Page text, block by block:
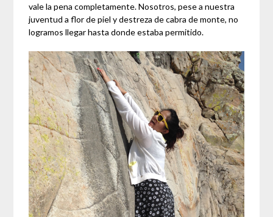
vale la pena completamente. Nosotros, pese a nuestra
juventud a flor de piel y destreza de cabra de monte, no
logramos llegar hasta donde estaba permitido.